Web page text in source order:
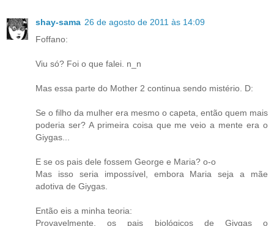
shay-sama 26 de agosto de 2011 às 14:09
Foffano:
Viu só? Foi o que falei. n_n
Mas essa parte do Mother 2 continua sendo mistério. D:
Se o filho da mulher era mesmo o capeta, então quem mais
poderia ser? A primeira coisa que me veio a mente era o
Giygas...
E se os pais dele fossem George e Maria? o-o
Mas isso seria impossível, embora Maria seja a mãe
adotiva de Giygas.
Então eis a minha teoria:
Provavelmente, os pais biológicos de Giygas o